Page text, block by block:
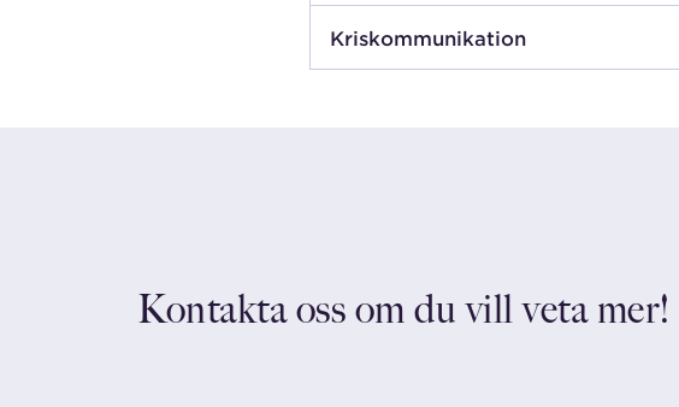
Kris­kommunikation
Kontakta oss om du vill veta mer!